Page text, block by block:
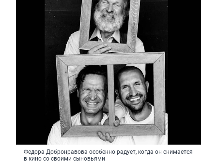
Федора Добронравова особенно радует, когда он снимается
в кино со своими сыновьями